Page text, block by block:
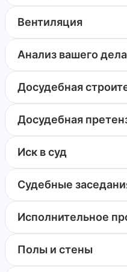
Вентиляция
Анализ вашего дела
Досудебная
Досудебная
Иск в суд
Судебные
Исполнительное
Полы и стены